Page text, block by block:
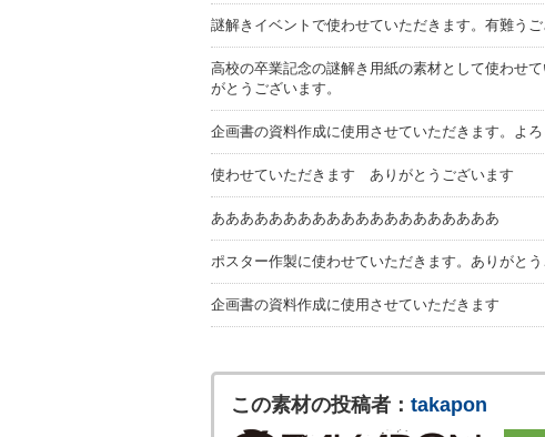
謎解きイベントで使わせていただきます。有難うご
高校の卒業記念の謎解き用紙の素材として使わせ
がとうございます。
企画書の資料作成に使用させていただきます。よろ
使わせていただきます ありがとうございます
ああああああああああああああああああああ
ポスター作製に使わせていただきます。ありがとう
企画書の資料作成に使用させていただきます
この素材の投稿者： takapon